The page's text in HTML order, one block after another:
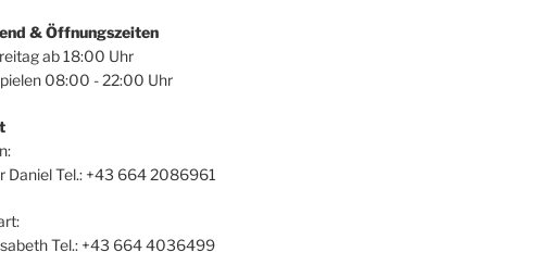
& Öffnungszeiten
ab 18:00 Uhr
08:00 - 22:00 Uhr
Daniel Tel.: +43 664 2086961
Tel.: +43 664 4036499